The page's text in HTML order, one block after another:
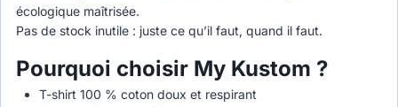
écologique maîtrisée.
Pas de stock inutile : juste ce qu’il faut, quand il faut.
Pourquoi choisir My Kustom ?
T-shirt 100 % coton doux et respirant